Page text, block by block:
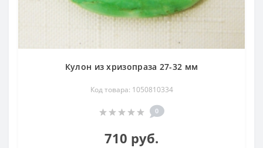
Кулон из хризопраза 27-32 мм
Код товара: 1050810334
0
710 руб.